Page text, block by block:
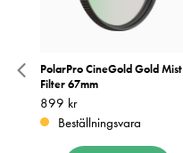
PolarPro CineGold Gold Mist
Filter 67mm
Pris: 899 kr
899 kr
Beställningsvara